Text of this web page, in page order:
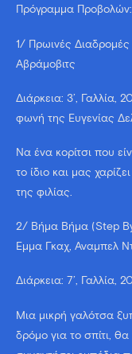
Πρόγραμμα Προβολών:
1/ Πρωινές
Αβράμοβιτς
Διάρκεια: 3’, Γαλλία,
φωνή της Ευγενίας
Να ένα κορίτσι που
το ίδιο και μας
της φιλίας.
2/ Βήμα Βήμα (Step By
Έμμα Γκαχ, Άναμπελ
Διάρκεια: 7’, Γαλλία,
Μια μικρή γαλότσα
δρόμο για το σπίτι,